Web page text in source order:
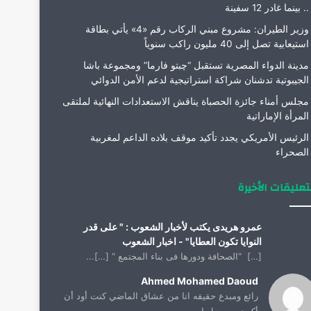
.. بينما غادر 12 سفينة
وزير الطيران: مشروع مبني الركاب رقم «4» يأتي بطاقة
استيعابية تصل إلى 40 مليون راكب سنوياً
مدينة الدواء المصرية تستقبل “چبتو فارما” ومجموعة باشا
الجيبوتية تدشنان شراكة استراتيجية لدعم الأمن الدوائي
مجلس أمناء جائزة الحصباة يناقش الاستعدادات النهائية لملتقى
المرأة الإماراتية
الرئيس الأمريكي يجدد تأكيد موقف بلاده الداعم لمغربية
الصحراء
الأخيرة
عمرو هريدى يكتب لأخبار الشعوب : " على قدر
النوايا تكون العطايا" - اخبار الشعوب
[…] “الصحافة ودورها فى بناء المجتمع “ […]...
Ahmed Mohamed Daoud
رائع ومبدع حقيقه انا من عشاق الماضي كنت أود أن